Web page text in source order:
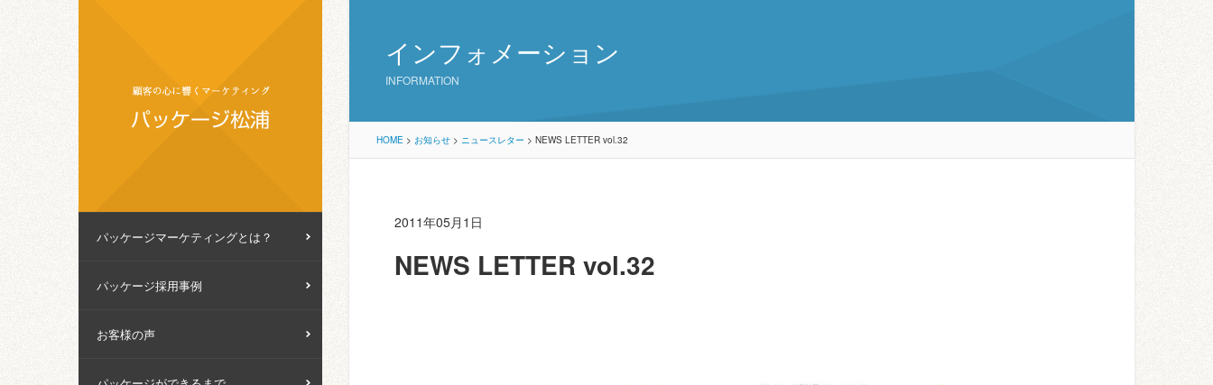
パッケージマーケティングとは？
パッケージ採用事例
お客様の声
インフォメーション
INFORMATION
HOME > お知らせ > ニュースレター > NEWS LETTER vol.32
2011年05月1日
NEWS LETTER vol.32